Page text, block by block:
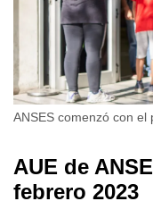
ANSES comenzó con
AUE de
febrero 2023